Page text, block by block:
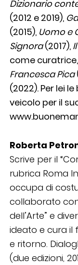
Dizionario
(2012 e 2019),
(2015), Uomo e
Signora(2017),
come curatrice,
Francesca Pica
(2022). Per lei
veicolo per il
Roberta
Scrive per il
rubrica Roma
occupa di
collaborato con
dell’Arte” e
ideato e cura il
e ritorno.
(due edizioni,